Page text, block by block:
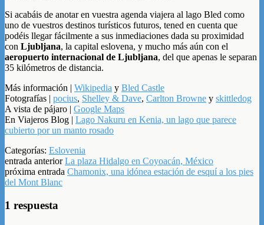
Si acabáis de anotar en vuestra agenda viajera al lago Bled como
uno de vuestros destinos turísticos futuros, tened en cuenta que
podéis llegar fácilmente a sus inmediaciones dada su proximidad
con Ljubljana, la capital eslovena, y mucho más aún con el
aeropuerto internacional de Ljubljana, del que apenas le separan
35 kilómetros de distancia.
Más información | Wikipedia y Bled Castle
Fotografías | pocius, Shelley & Dave, Carlton Browne y skittledog
A vista de pájaro | Google Maps
En Viajeros Blog | Lago Nakuru en Kenia, un lago que parece
cubierto por un manto rosado
Categorías: Eslovenia
entrada anteriorLa plaza Hidalgo en Coyoacán, México
próxima entrada Chamonix, una idónea estación de esquí a los pies
del Mont Blanc
1 respuesta